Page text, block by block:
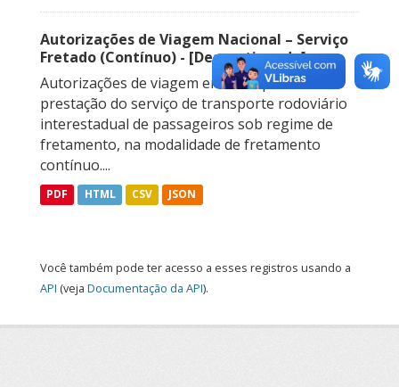
Autorizações de Viagem Nacional – Serviço
Fretado (Contínuo) - [Descontinuado]
Autorizações de viagem emitidas para a
prestação do serviço de transporte rodoviário
interestadual de passageiros sob regime de
fretamento, na modalidade de fretamento
contínuo....
PDF HTML CSV JSON
Você também pode ter acesso a esses registros usando a
API (veja Documentação da API).